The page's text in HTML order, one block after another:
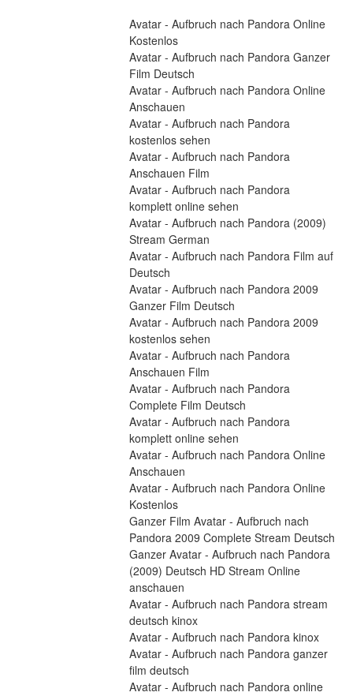
Avatar - Aufbruch nach Pandora Online
Kostenlos
Avatar - Aufbruch nach Pandora Ganzer
Film Deutsch
Avatar - Aufbruch nach Pandora Online
Anschauen
Avatar - Aufbruch nach Pandora
kostenlos sehen
Avatar - Aufbruch nach Pandora
Anschauen Film
Avatar - Aufbruch nach Pandora
komplett online sehen
Avatar - Aufbruch nach Pandora (2009)
Stream German
Avatar - Aufbruch nach Pandora Film auf
Deutsch
Avatar - Aufbruch nach Pandora 2009
Ganzer Film Deutsch
Avatar - Aufbruch nach Pandora 2009
kostenlos sehen
Avatar - Aufbruch nach Pandora
Anschauen Film
Avatar - Aufbruch nach Pandora
Complete Film Deutsch
Avatar - Aufbruch nach Pandora
komplett online sehen
Avatar - Aufbruch nach Pandora Online
Anschauen
Avatar - Aufbruch nach Pandora Online
Kostenlos
Ganzer Film Avatar - Aufbruch nach
Pandora 2009 Complete Stream Deutsch
Ganzer Avatar - Aufbruch nach Pandora
(2009) Deutsch HD Stream Online
anschauen
Avatar - Aufbruch nach Pandora stream
deutsch kinox
Avatar - Aufbruch nach Pandora kinox
Avatar - Aufbruch nach Pandora ganzer
film deutsch
Avatar - Aufbruch nach Pandora online